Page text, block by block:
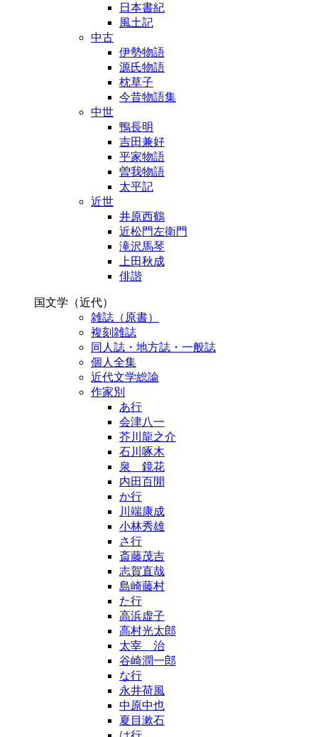
日本書紀
風土記
中古
伊勢物語
源氏物語
枕草子
今昔物語集
中世
鴨長明
吉田兼好
平家物語
曽我物語
太平記
近世
井原西鶴
近松門左衛門
滝沢馬琴
上田秋成
俳諧
国文学（近代）
雑誌（原書）
複刻雑誌
同人誌・地方誌・一般誌
個人全集
近代文学総論
作家別
あ行
会津八一
芥川龍之介
石川啄木
泉 鏡花
内田百閒
か行
川端康成
小林秀雄
さ行
斎藤茂吉
志賀直哉
島崎藤村
た行
高浜虚子
高村光太郎
太宰 治
谷崎潤一郎
な行
永井荷風
中原中也
夏目漱石